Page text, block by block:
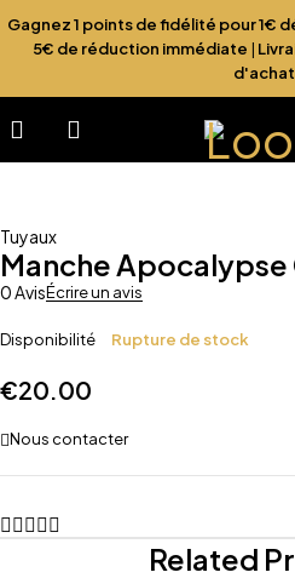
Gagnez 1 points de fidélité pour 1€
5€ de réduction immédiate |
Tuyaux
Manche
0 AvisÉcrire un avis
Disponibilité Rupture de stock
€20.00
Nous contacter
Related